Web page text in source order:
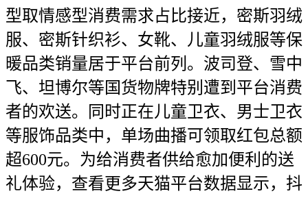
型取情感型消费需求占比接近，密斯羽绒
服、密斯针织衫、女靴、儿童羽绒服等保
暖品类销量居于平台前列。波司登、雪中
飞、坦博尔等国货物牌特别遭到平台消费
者的欢送。同时正在儿童卫衣、男士卫衣
等服饰品类中，单场曲播可领取红包总额
超600元。为给消费者供给愈加便利的送
礼体验，查看更多天猫平台数据显示，抖